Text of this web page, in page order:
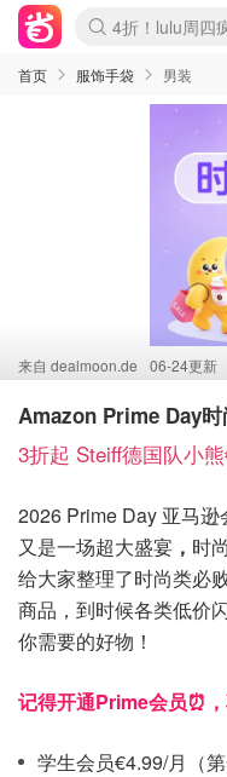
Boticinal 夏促开
4折！lulu周四
还没结束！
Joybuy变相75
速领！Stanley
疑似霸哥！
Zalando 奥莱
Moncler反季囤
Coach
首页 服饰手袋 男装
来自 dealmoon.de 06-24更新
Amazon Prime Day
3折起 Steiff德国队小
2026 Prime Day 亚马逊
又是一场超大盛宴 ， 时
给大家整理了时尚类必
商品，到时候各类低价
你需要的好物！
记得开通Prime会员⏰
学生会员€4.99/月（